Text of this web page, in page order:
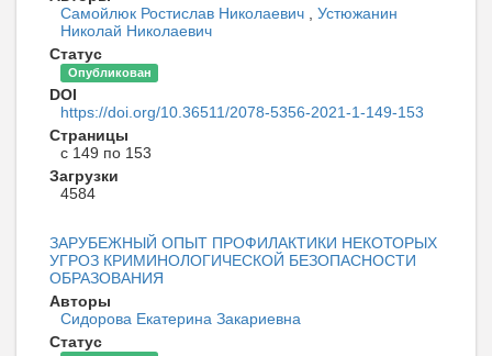
Самойлюк Ростислав Николаевич
Устюжанин
Николай Николаевич
Статус
Опубликован
DOI
https://doi.org/10.36511/2078-5356-2021-1-149-153
Страницы
с 149 по 153
Загрузки
4584
ЗАРУБЕЖНЫЙ ОПЫТ ПРОФИЛАКТИКИ НЕКОТОРЫХ
УГРОЗ КРИМИНОЛОГИЧЕСКОЙ БЕЗОПАСНОСТИ
ОБРАЗОВАНИЯ
Авторы
Сидорова Екатерина Закариевна
Статус